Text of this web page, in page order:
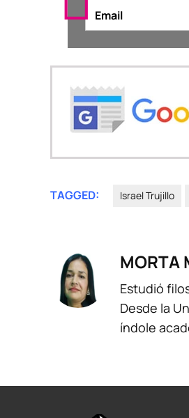
TAGGED: Israel Trujillo
MORTA
Estudió
Desde la
índole